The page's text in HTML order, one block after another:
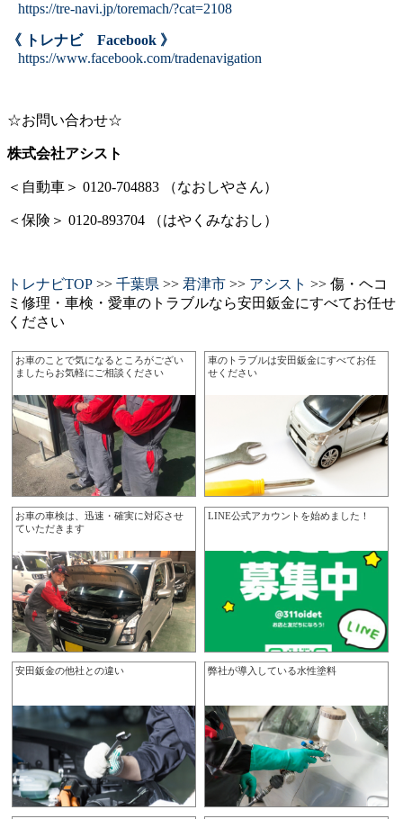
https://tre-navi.jp/toremach/?cat=2108
《 トレナビ Facebook 》
https://www.facebook.com/tradenavigation
☆お問い合わせ☆
株式会社アシスト
＜自動車＞ 0120-704883 （なおしやさん）
＜保険＞ 0120-893704 （はやくみなおし）
トレナビTOP >> 千葉県 >> 君津市 >> アシスト >> 傷・ヘコ
ミ修理・車検・愛車のトラブルなら安田鈑金にすべてお任せ
ください
お車のことで気になるところがござい
ましたらお気軽にご相談ください
車のトラブルは安田鈑金にすべてお任
せください
お車の車検は、迅速・確実に対応させ
ていただきます
LINE公式アカウントを始めました！
安田鈑金の他社との違い 弊社が導入している水性塗料